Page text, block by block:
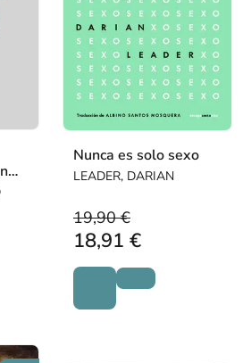
Nunca es solo sexo
LEADER, DARIAN
19,90 €
18,91 €